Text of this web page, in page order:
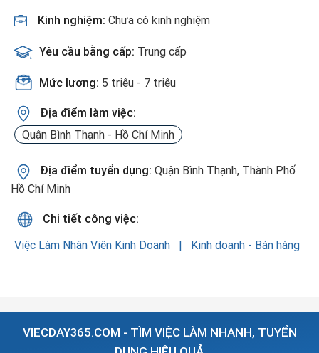
Kinh nghiệm: Chưa có kinh nghiệm
Yêu cầu bằng cấp: Trung cấp
Mức lương: 5 triệu - 7 triệu
Địa điểm làm việc:
Quận Bình Thạnh - Hồ Chí Minh
Địa điểm tuyển dụng: Quận Bình Thạnh, Thành Phố
Hồ Chí Minh
Chi tiết công việc:
Việc Làm Nhân Viên Kinh Doanh
Kinh doanh - Bán hàng
VIECDAY365.COM - TÌM VIỆC LÀM NHANH, TUYỂN